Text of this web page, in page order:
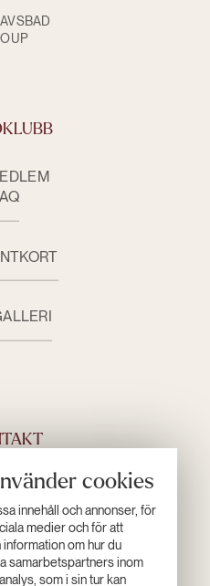
555 00
LAPONIA.SE
OSS
cookies
innehåll och annonser, för
medier och för att
om hur du
samarbetspartners inom
som i sin tur kan